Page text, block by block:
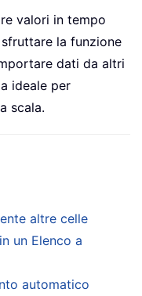
valori in tempo
la funzione
dati da altri
ideale per
scala.
altre celle
un Elenco a
automatico